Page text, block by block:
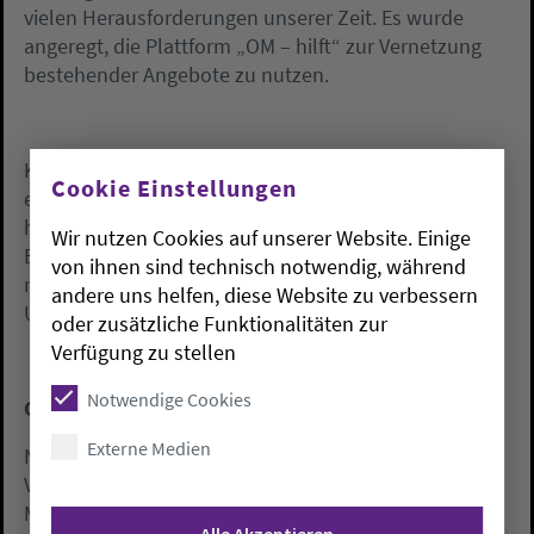
vielen Herausforderungen unserer Zeit. Es wurde
angeregt, die Plattform „OM – hilft“ zur Vernetzung
bestehender Angebote zu nutzen.
Kreisdiakoniepfarrer Holger Ossowski machte noch
einmal deutlich, dass diakonische Arbeit in der
heutigen Zeit der Krisen und vielfältiger sozialer
Bedrängnis für die Kirche höchste Priorität haben
müsse und deshalb ausreichender finanzieller
Unterstützung bedürfe.
Große Wertschätzung
Nach einem festlichen Abschlussgottesdienst in
Vechta betonte Martina Fisser auch im Namen ihrer
Mitarbeitenden, „dass es eine große Wertschätzung
Cookie Einstellungen
Wir nutzen Cookies auf unserer Website. Einige
von ihnen sind technisch notwendig, während
andere uns helfen, diese Website zu verbessern
oder zusätzliche Funktionalitäten zur
Verfügung zu stellen
Notwendige Cookies
Externe Medien